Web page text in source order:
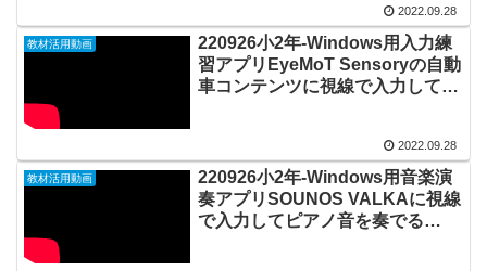
2022.09.28
教材活用動画
220926小2年-Windows用入力練
習アプリEyeMoT Sensoryの自動
車コンテンツに視線で入力して車
2022.09.28
教材活用動画
220926小2年-Windows用音楽演
奏アプリSOUNOS VALKAに視線
で入力してピアノ音を奏でる